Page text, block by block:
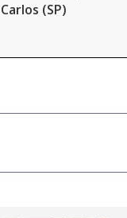
Carlos (SP)